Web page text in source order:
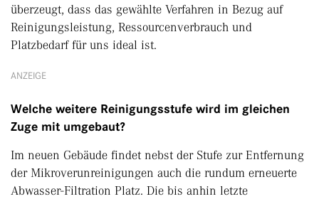
überzeugt, dass das gewählte Verfahren in Bezug auf
Reinigungsleistung, Ressourcenverbrauch und
Platzbedarf für uns ideal ist.
ANZEIGE
Welche weitere Reinigungsstufe wird im gleichen
Zuge mit umgebaut?
Im neuen Gebäude findet nebst der Stufe zur Entfernung
der Mikroverunreinigungen auch die rundum erneuerte
Abwasser-Filtration Platz. Die bis anhin letzte